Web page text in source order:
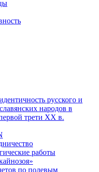
русского и
народов в
трети ХХ в.
работы
по полевым